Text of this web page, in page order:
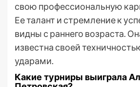
свою профессиональную
Ее талант и стремление к
видны с раннего возраста.
известна своей
ударами.
Какие турниры выиграла